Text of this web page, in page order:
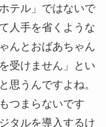
テル」ではないで
人手を省くような
んとおばあちゃん
受けません」とい
思うんですよね。
つまらないです
タルを導入するけ